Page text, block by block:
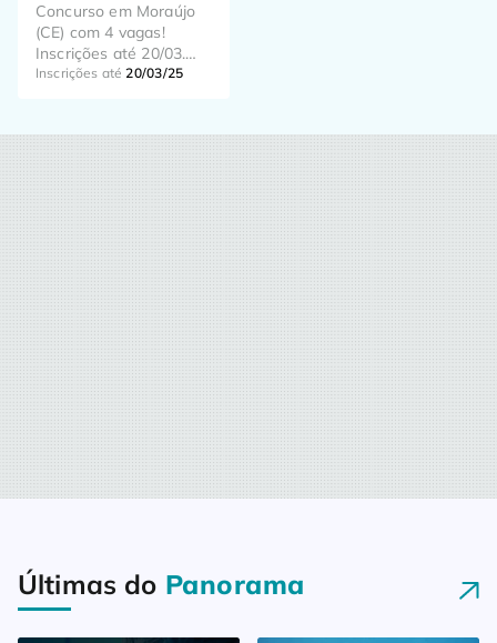
Concurso em Moraújo
(CE) com 4 vagas!
Inscrições até 20/03.
Taxa de R$80 a R$140.
Inscrições até20/03/25
Últimas do Panorama